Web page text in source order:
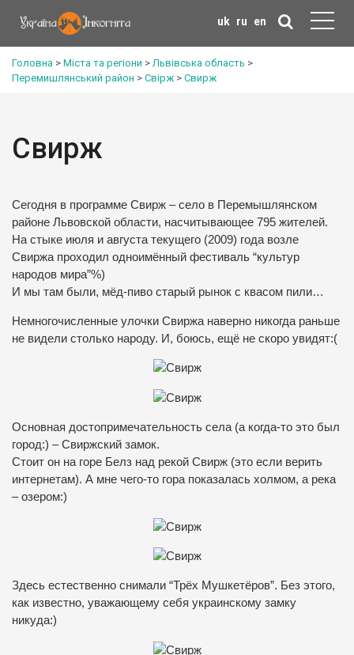
uk ru en
Головна > Міста та регіони >Львівська область >
Перемишлянський район > Свірж > Свирж
Свирж
Сегодня в программе Свирж – село в Перемышлянском
районе Львовской области, насчитывающее 795 жителей.
На стыке июля и августа текущего (2009) года возле
Свиржа проходил одноимённый фестиваль “культур
народов мира”%)
И мы там были, мёд-пиво старый рынок с квасом пили…
Немногочисленные улочки Свиржа наверно никогда раньше
не видели столько народу. И, боюсь, ещё не скоро увидят:(
Основная достопримечательность села (а когда-то это был
город:) – Свиржский замок.
Стоит он на горе Белз над рекой Свирж (это если верить
интернетам). А мне чего-то гора показалась холмом, а река
– озером:)
Здесь естественно снимали “Трёх Мушкетёров”. Без этого,
как известно, уважающему себя украинскому замку
никуда:)